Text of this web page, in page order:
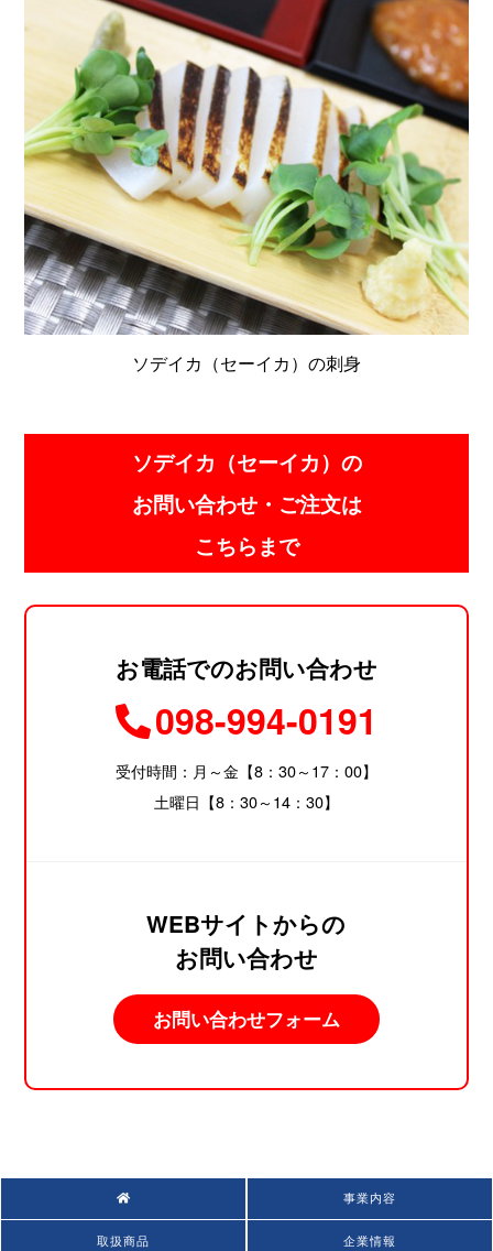
ソデイカ（セーイカ）の刺身
ソデイカ（セーイカ）の
お問い合わせ・ご注文は
こちらまで
お電話でのお問い合わせ
098-994-0191
受付時間：月～金【8：30～17：00】
土曜日【8：30～14：30】
WEBサイトからの
お問い合わせ
お問い合わせフォーム
事業内容
取扱商品 企業情報